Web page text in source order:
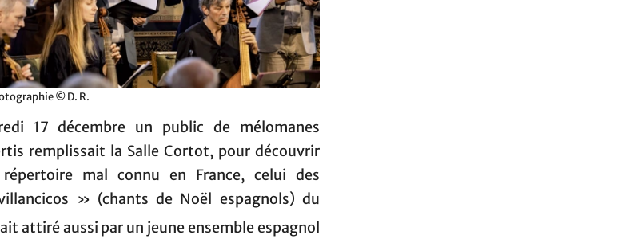
© D. R.
17 décembre un public de mélomanes
remplissait la Salle Cortot, pour découvrir
mal connu en France, celui des
» (chants de Noël espagnols) du
attiré aussi par un jeune ensemble espagnol